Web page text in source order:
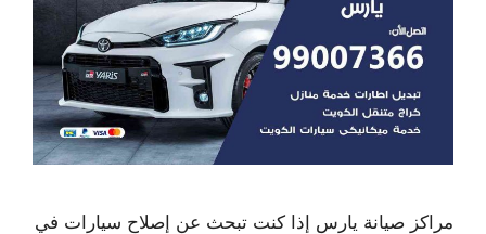
مراكز صيانة يارس إذا كنت تبحث عن إصلاح سيارات في